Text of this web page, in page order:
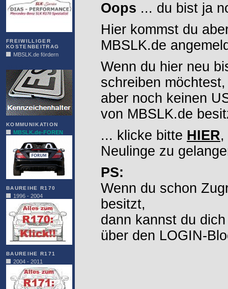
FREIWILLIGER
KOSTENBEITRAG
MBSLK.de fördern
KOMMUNIKATION
MBSLK.de-FOREN
BAUREIHE R170
1996 - 2004
BAUREIHE R171
2004 - 2011
Oops ... du bist ja
Hier kommst du
MBSLK.de
Wenn du hier neu
schreiben möchtest,
aber noch keinen
von MBSLK.de
... klicke bitte HIER,
Neulinge zu
PS:
Wenn du schon
besitzt,
dann kannst du
über den LOGIN-